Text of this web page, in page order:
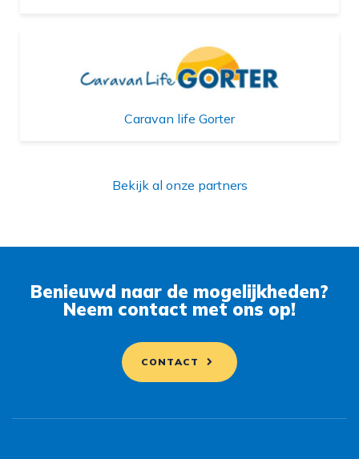
Caravan life Gorter
Bekijk al onze partners
Benieuwd naar de mogelijkheden?
Neem contact met ons op!
CONTACT